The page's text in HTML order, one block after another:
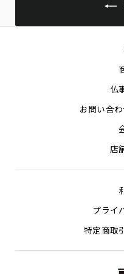
仏
お問い合
店
プライ
特定商取